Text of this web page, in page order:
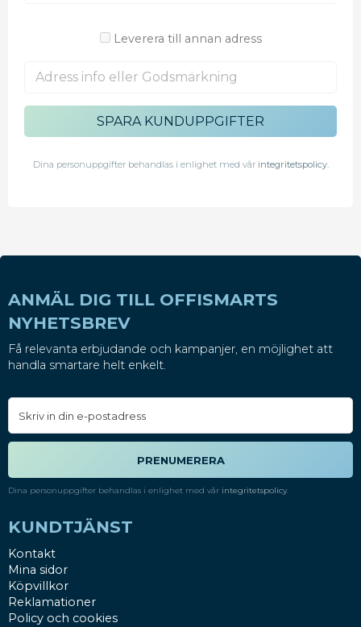
Leverera till annan adress
SPARA KUNDUPPGIFTER
Dina personuppgifter behandlas i enlighet med vår integritetspolicy.
ANMÄL DIG TILL OFFISMARTS
NYHETSBREV
Få relevanta erbjudande och kampanjer, en möjlighet att
handla smartare helt enkelt.
PRENUMERERA
Dina personuppgifter behandlas i enlighet med vår integritetspolicy.
KUNDTJÄNST
Kontakt
Mina sidor
Köpvillkor
Reklamationer
Policy och cookies